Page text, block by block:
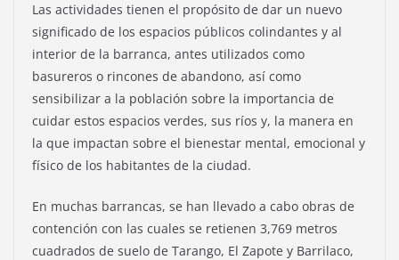
Las actividades tienen el propósito de dar un nuevo
significado de los espacios públicos colindantes y al
interior de la barranca, antes utilizados como
basureros o rincones de abandono, así como
sensibilizar a la población sobre la importancia de
cuidar estos espacios verdes, sus ríos y, la manera en
la que impactan sobre el bienestar mental, emocional y
físico de los habitantes de la ciudad.
En muchas barrancas, se han llevado a cabo obras de
contención con las cuales se retienen 3,769 metros
cuadrados de suelo de Tarango, El Zapote y Barrilaco,